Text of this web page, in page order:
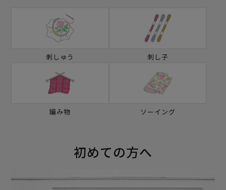
刺しゅう 刺し子
編み物 ソーイング
初めての方へ